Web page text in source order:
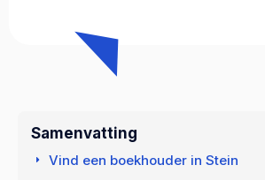
Samenvatting
Vind een boekhouder in Stein